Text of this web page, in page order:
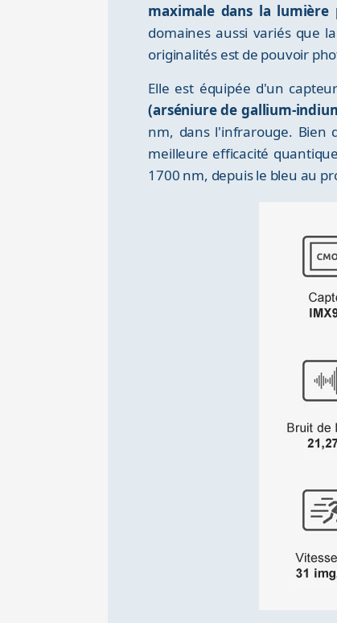
maximale dans la
domaines aussi variés que
originalités est de pouvoir
Elle est équipée d'un
(arséniure de gallium-
nm, dans l'infrarouge. Bien
meilleure efficacité
1700 nm, depuis le bleu au